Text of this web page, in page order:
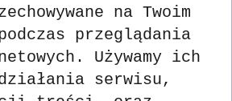
>>>zobacz <<<
zobacz <<<
>>>zobacz <<<
na Twoim
przeglądania
Używamy ich
serwisu,